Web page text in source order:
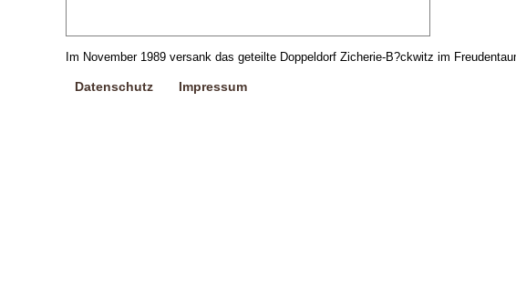
Im November 1989 versank das geteilte Doppeldorf Zicherie-B?ckwitz im
Datenschutz Impressum